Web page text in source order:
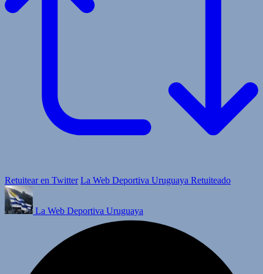
Retuitear en Twitter La Web Deportiva Uruguaya Retuiteado
La Web Deportiva Uruguaya